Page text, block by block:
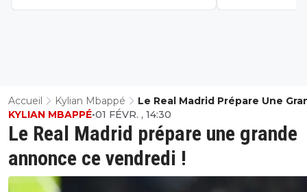
Accueil Kylian Mbappé
Le Real Madrid Prépare Une
Annonce Ce Vendredi !
Le Real Madrid prépare une grande
annonce ce vendredi !
KYLIAN MBAPPÉ•01 FÉVR. , 14:30